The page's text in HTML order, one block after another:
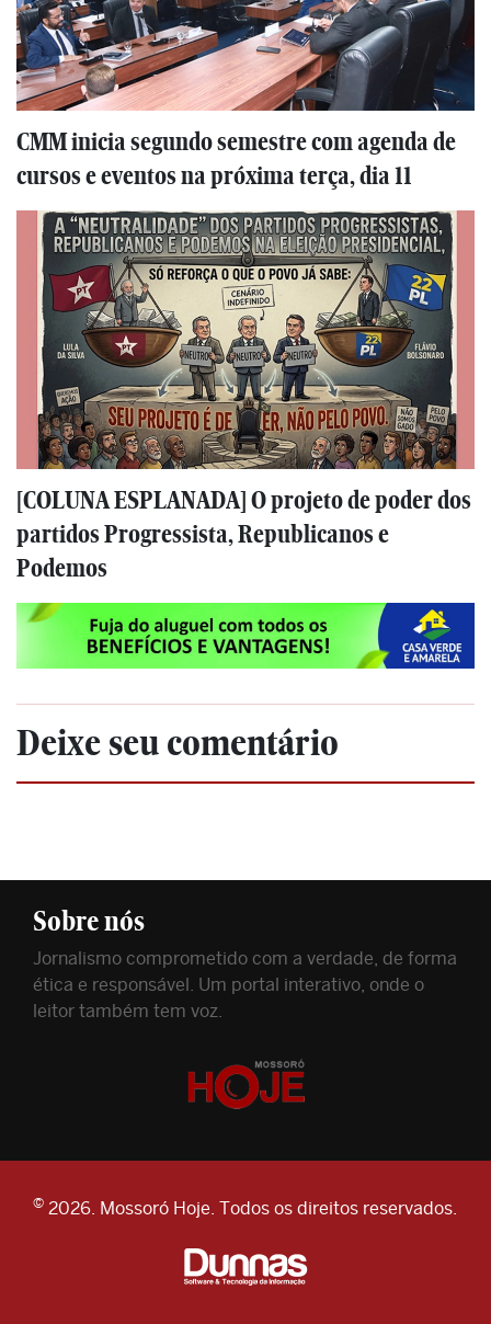
CMM inicia segundo semestre com agenda de
cursos e eventos na próxima terça, dia 11
[COLUNA ESPLANADA] O projeto de poder dos
partidos Progressista, Republicanos e
Podemos
Deixe seu comentário
Sobre nós
Jornalismo comprometido com a verdade, de forma
ética e responsável. Um portal interativo, onde o
leitor também tem voz.
© 2026. Mossoró Hoje. Todos os direitos reservados.